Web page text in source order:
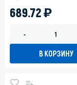
689.72)
-
В КОРЗИНУ